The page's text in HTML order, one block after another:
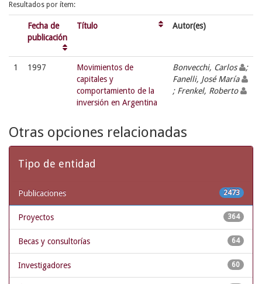
Resultados por ítem:
Fecha de
publicación
Título Autor(es)
1 1997
Movimientos de
capitales y
comportamiento de la
inversión en Argentina
Bonvecchi, Carlos
;
Fanelli, José María
; Frenkel, Roberto
Otras opciones relacionadas
Tipo de entidad
2473
Publicaciones
364
Proyectos
64
Becas y consultorías
60
Investigadores